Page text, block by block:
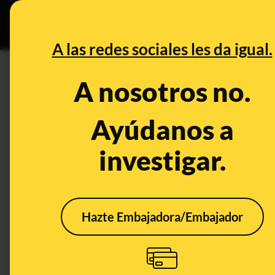
A las redes sociales les da igual.
A nosotros no.
Ayúdanos a
investigar.
Hazte Embajadora/Embajador
No, este SMS en el
que te piden un pago